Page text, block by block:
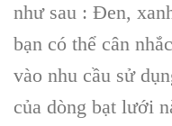
như sau : Đen,
bạn có thể cân
vào nhu cầu sử
của dòng bạt lưới